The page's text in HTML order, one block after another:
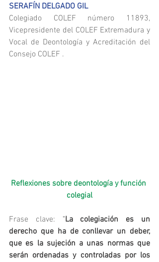
SERAFÍN DELGADO GIL
Colegiado COLEF número 11893,
Vicepresidente del COLEF Extremadura y
Vocal de Deontología y Acreditación del
Consejo COLEF .
Reflexiones sobre deontología y función
colegial
Frase clave: "La colegiación es un
derecho que ha de conllevar un deber,
que es la sujeción a unas normas que
serán ordenadas y controladas por los